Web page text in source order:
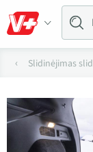
Slidinėjimas